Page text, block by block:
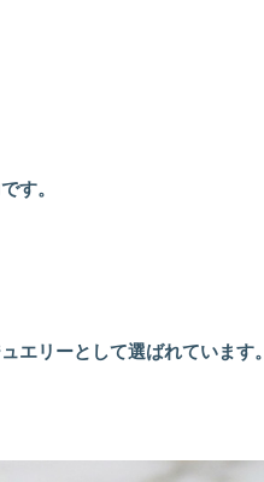
す。
エリーとして選ばれています。